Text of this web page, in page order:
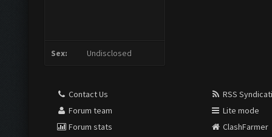
Sex: Undisclosed
Contact Us
Forum team
Forum stats
RSS
Lite mode
ClashFarmer